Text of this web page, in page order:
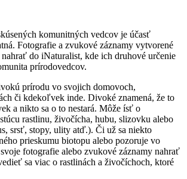
komunitných vedcov je účasť
Fotografie a zvukové záznamy vytvorené
do iNaturalist, kde ich druhové určenie
prírodovedcov.
prírodu vo svojich domovoch,
či kdekoľvek inde. Divoké znamená, že to
a nikto sa o to nestará. Môže ísť o
rastlinu, živočícha, hubu, slizovku alebo
srsť, stopy, ulity atď.). Či už sa niekto
prieskumu biotopu alebo pozoruje vo
fotografie alebo zvukové záznamy nahrať
sa viac o rastlinách a živočíchoch, ktoré